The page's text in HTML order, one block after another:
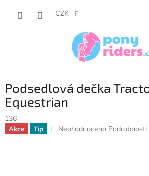
CZK
Podsedlová dečka
Equestrian
136
Akce Tip
Průměrné
Neohodnoceno Podrobnosti